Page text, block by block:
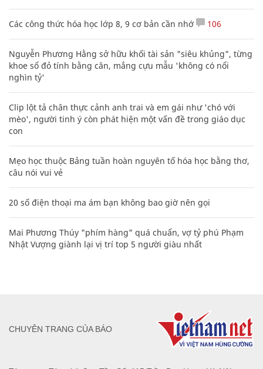
Các công thức hóa học lớp 8, 9 cơ bản cần nhớ 106
Nguyễn Phương Hằng sở hữu khối tài sản "siêu khủng", từng
khoe sổ đỏ tính bằng cân, mắng cựu mẫu 'không có nổi
nghìn tỷ'
Clip lột tả chân thực cảnh anh trai và em gái như 'chó với
mèo', người tinh ý còn phát hiện một vấn đề trong giáo dục
con
Mẹo học thuộc Bảng tuần hoàn nguyên tố hóa học bằng thơ,
câu nói vui vẻ
20 số điện thoại ma ám bạn không bao giờ nên gọi
Mai Phương Thúy "phím hàng" quá chuẩn, vợ tỷ phú Phạm
Nhật Vượng giành lại vị trí top 5 người giàu nhất
CHUYÊN TRANG CỦA BÁO